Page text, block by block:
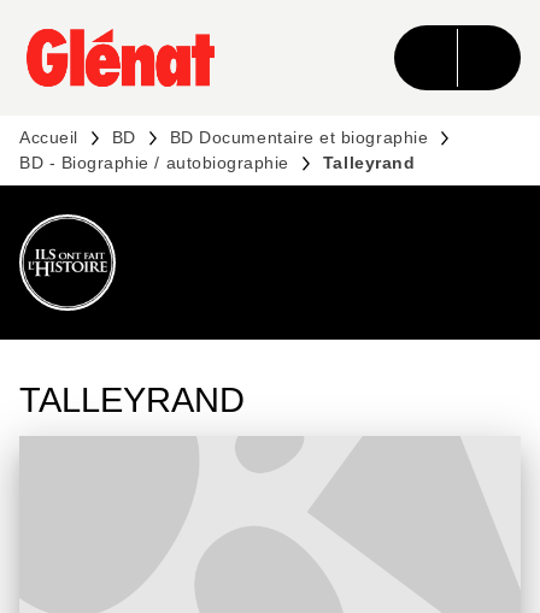
MENU RECHERCHE CONTENU
PIED DE PAGE
Accueil BD
BD Documentaire et biographie
BD - Biographie / autobiographie
Talleyrand
TALLEYRAND